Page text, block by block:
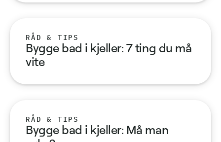
RÅD & TIPS
Bygge bad i kjeller: 7 ting du må
vite
RÅD & TIPS
Bygge bad i kjeller: Må man